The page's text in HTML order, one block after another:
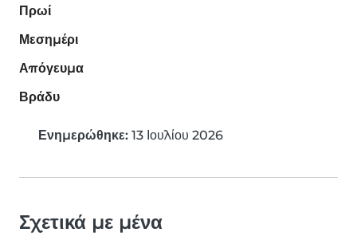
Πρωί
Μεσημέρι
Απόγευμα
Βράδυ
Ενημερώθηκε: 13 Ιουλίου 2026
Σχετικά με μένα